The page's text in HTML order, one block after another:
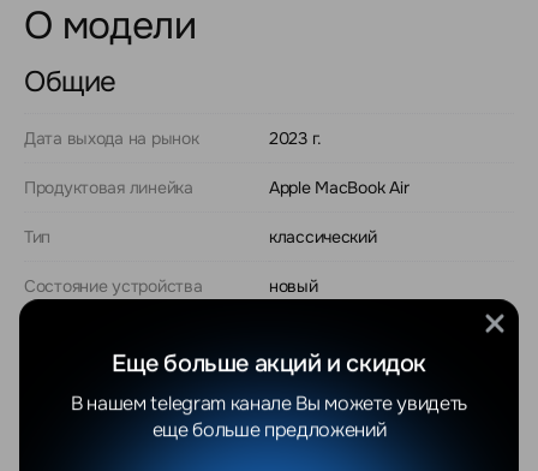
О модели
Общие
Дата выхода на рынок 2023 г.
Продуктовая линейка Apple MacBook Air
Тип классический
Состояние устройства новый
Процессор Apple M2
Еще больше акций и скидок
В нашем telegram канале Вы можете увидеть
еще больше предложений